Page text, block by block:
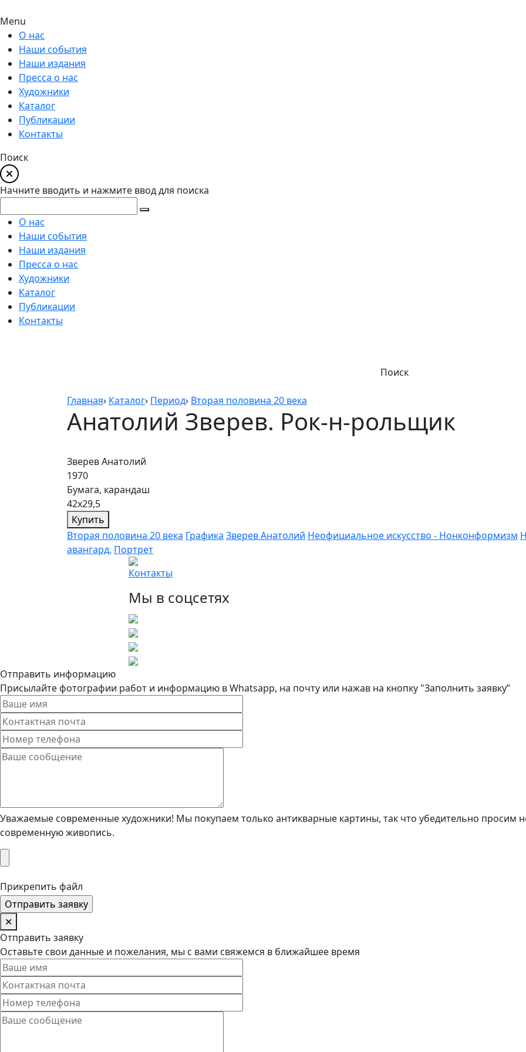
Menu
О нас
Наши события
Наши издания
Пресса о нас
Художники
Каталог
Публикации
Контакты
Поиск
Начните вводить и нажмите ввод для поиска
О нас
Наши события
Наши издания
Пресса о нас
Художники
Каталог
Публикации
Контакты
Поиск
Главная› Каталог› Период› Вторая половина 20 века
Анатолий Зверев. Рок-н-рольщик
Зверев Анатолий
1970
Бумага, карандаш
42х29,5
Купить
Вторая половина 20 века Графика Зверев Анатолий Неофициальное искусство - Нонконформизм
авангард. Портрет
Контакты
Мы в соцсетях
Отправить информацию
Присылайте фотографии работ и информацию в Whatsapp, на почту или нажав на кнопку "Заполнить заявку”
Уважаемые современные художники! Мы покупаем только антикварные картины, так что убедительно просим
современную живопись.
Прикрепить файл
✕
Отправить заявку
Оставьте свои данные и пожелания, мы с вами свяжемся в ближайшее время